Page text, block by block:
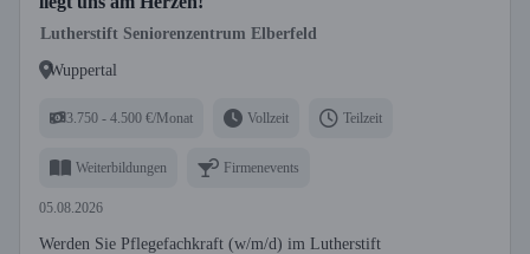
Lutherstift Seniorenzentrum Elberfeld
Wuppertal
3.750 - 4.500 €/Monat Vollzeit Teilzeit
Weiterbildungen Firmenevents
05.08.2026
Werden Sie Pflegefachkraft (w/m/d) im Lutherstift